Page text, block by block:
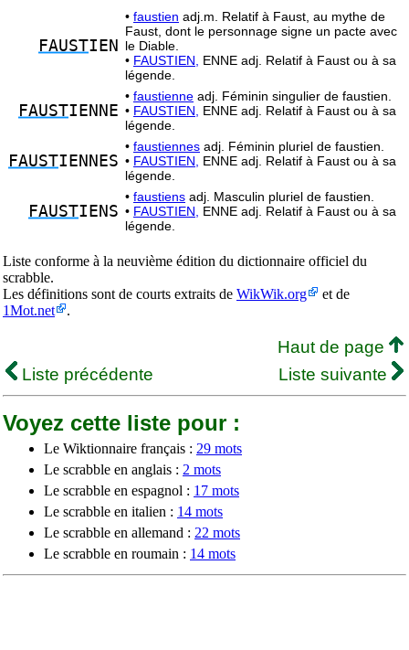
FAUSTIEN
• faustien adj.m. Relatif à Faust, au mythe de
Faust, dont le personnage signe un pacte avec
le Diable.
• FAUSTIEN,
ENNE adj. Relatif à Faust ou à sa
légende.
FAUSTIENNE
• faustienne adj. Féminin singulier de faustien.
• FAUSTIEN,
ENNE adj. Relatif à Faust ou à sa
légende.
FAUSTIENNES
• faustiennes adj. Féminin pluriel de faustien.
• FAUSTIEN,
ENNE adj. Relatif à Faust ou à sa
légende.
FAUSTIENS
• faustiens adj. Masculin pluriel de faustien.
• FAUSTIEN,
ENNE adj. Relatif à Faust ou à sa
légende.
Liste conforme à la neuvième édition du dictionnaire officiel du
scrabble.
Les définitions sont de courts extraits de WikWik.org
et de
1Mot.net
.
Haut de page
Liste précédente
Liste suivante
Voyez cette liste pour :
Le Wiktionnaire français : 29 mots
Le scrabble en anglais : 2 mots
Le scrabble en espagnol : 17 mots
Le scrabble en italien : 14 mots
Le scrabble en allemand : 22 mots
Le scrabble en roumain : 14 mots